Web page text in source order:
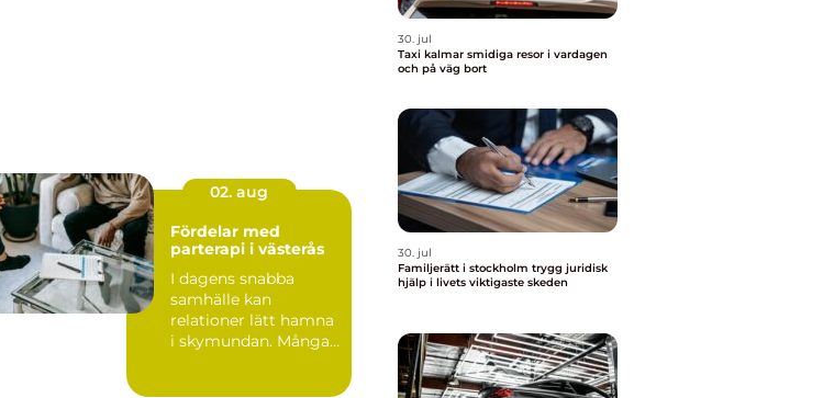
02. aug
Fördelar med
parterapi i västerås
I dagens snabba
samhälle kan
relationer lätt hamna
i skymundan. Många
30. jul
Taxi kalmar smidiga resor i vardagen
och på väg bort
30. jul
Familjerätt i stockholm trygg juridisk
hjälp i livets viktigaste skeden